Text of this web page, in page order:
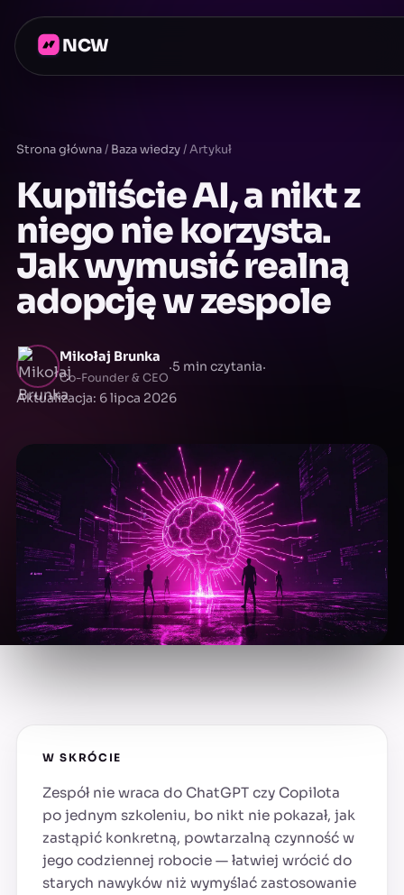
NCW
Strona główna/ Baza wiedzy/Artykuł
Kupiliście AI, a nikt z
niego nie korzysta.
Jak wymusić realną
adopcję w zespole
Mikołaj Brunka
Co-Founder & CEO
·5 min czytania·
Aktualizacja: 6 lipca 2026
W SKRÓCIE
Zespół nie wraca do ChatGPT czy Copilota
po jednym szkoleniu, bo nikt nie pokazał, jak
zastąpić konkretną, powtarzalną czynność w
jego codziennej robocie — łatwiej wrócić do
starych nawyków niż wymyślać zastosowanie